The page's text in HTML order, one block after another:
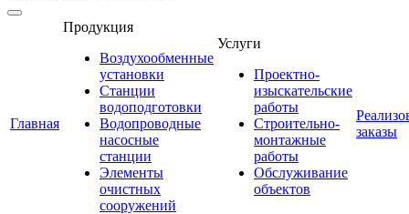
Главная
Продукция
Воздухообменные
установки
Станции
водоподготовки
Водопроводные
насосные
станции
Элементы
очистных
сооружений
Услуги
Проектно-
изыскательские
работы
Строительно-
монтажные
работы
Обслуживание
объектов
заказы